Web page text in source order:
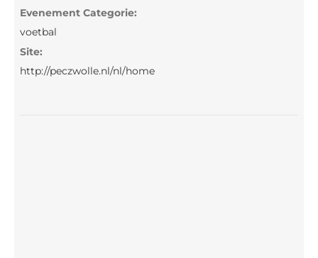
Evenement Categorie:
voetbal
Site:
http://peczwolle.nl/nl/home